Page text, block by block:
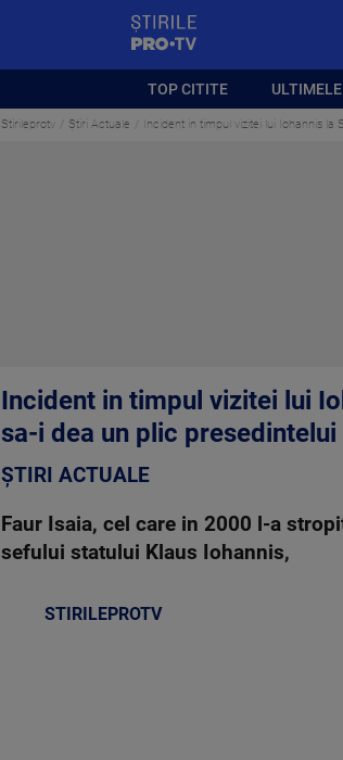
TOP CITITE
Stirileprotv Știri Actuale Incident in timpul vizitei lui Iohannis
Incident in timpul vizitei lui
sa-i dea un plic presedintelui
ȘTIRI ACTUALE
Faur Isaia, cel care in 2000 l-a
sefului statului Klaus Iohannis,
STIRILEPROTV